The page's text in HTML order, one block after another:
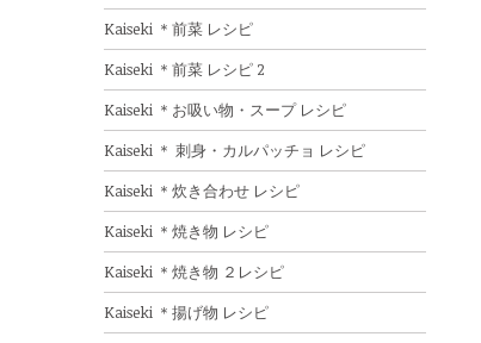
Kaiseki ＊前菜 レシピ
Kaiseki ＊前菜 レシピ 2
Kaiseki ＊お吸い物・スープ レシピ
Kaiseki ＊ 刺身・カルパッチョ レシピ
Kaiseki ＊炊き合わせ レシピ
Kaiseki ＊焼き物 レシピ
Kaiseki ＊焼き物 ２レシピ
Kaiseki ＊揚げ物 レシピ